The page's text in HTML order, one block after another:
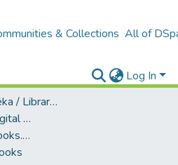
& Collections All of
Log In
B1 – LU bibliotēka / Library of the UL
Digitālā bibliotēka / Digital library
Grāmatas. Krājumi / Books. Collection of articles